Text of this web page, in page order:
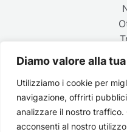
Diamo valore alla
Utilizziamo i cookie per
navigazione, offrirti
analizzare il nostro traffico.
acconsenti al nostro
Copyright © 2026
Salento - P.IVA